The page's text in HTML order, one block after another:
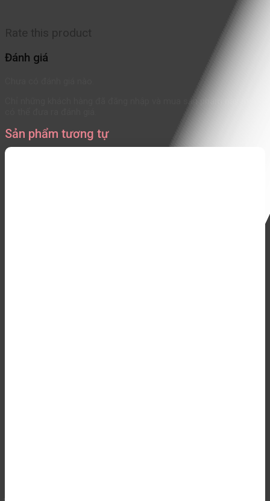
Rate this product
Đánh giá
Chỉ những khách hàng đã đăng nhập và mua sản phẩm này mới
Sản phẩm tương tự